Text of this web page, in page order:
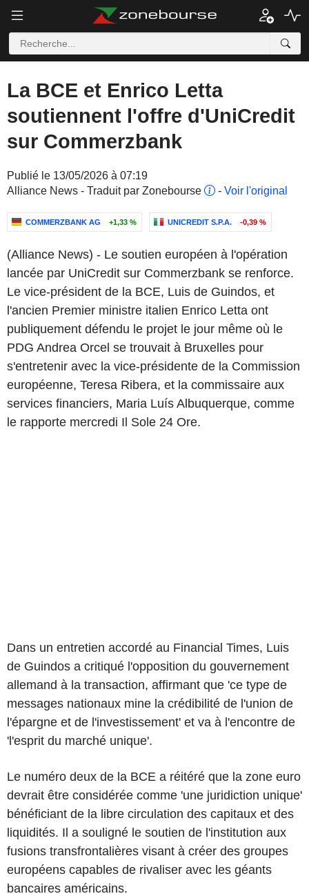
La BCE et Enrico Letta
soutiennent l'offre d'UniCredit
sur Commerzbank
Publié le 13/05/2026 à 07:19
Alliance News - Traduit par Zonebourse
- Voir l'original
COMMERZBANK AG +1,33 % UNICREDIT S.P.A. -0,39 %
(Alliance News) - Le soutien européen à l'opération
lancée par UniCredit sur Commerzbank se renforce.
Le vice-président de la BCE, Luis de Guindos, et
l'ancien Premier ministre italien Enrico Letta ont
publiquement défendu le projet le jour même où le
PDG Andrea Orcel se trouvait à Bruxelles pour
s'entretenir avec la vice-présidente de la Commission
européenne, Teresa Ribera, et la commissaire aux
services financiers, Maria Luís Albuquerque, comme
le rapporte mercredi Il Sole 24 Ore.
Dans un entretien accordé au Financial Times, Luis
de Guindos a critiqué l'opposition du gouvernement
allemand à la transaction, affirmant que 'ce type de
messages nationaux mine la crédibilité de l'union de
l'épargne et de l'investissement' et va à l'encontre de
'l'esprit du marché unique'.
Le numéro deux de la BCE a réitéré que la zone euro
devrait être considérée comme 'une juridiction unique'
bénéficiant de la libre circulation des capitaux et des
liquidités. Il a souligné le soutien de l'institution aux
fusions transfrontalières visant à créer des groupes
européens capables de rivaliser avec les géants
bancaires américains.